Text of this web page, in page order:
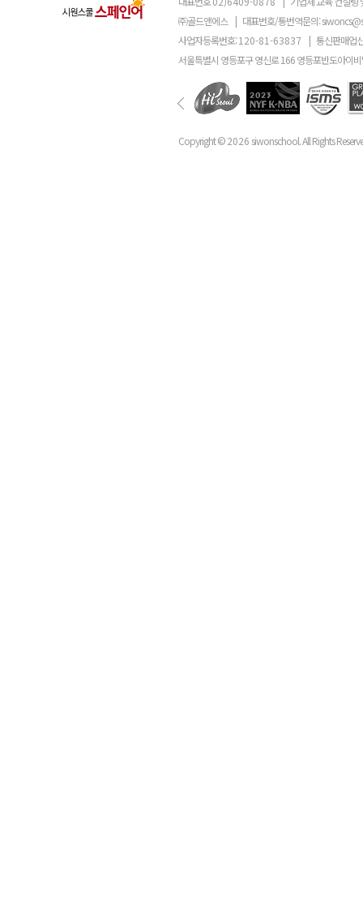
㈜골드앤에스 | 대표번호/통번역문의:
사업자등록번호:120-81-63837 | 통신판매업
서울특별시 영등포구 영신로 166 영등포반도아이
Copyright ©2026 siwonschool. All Rights